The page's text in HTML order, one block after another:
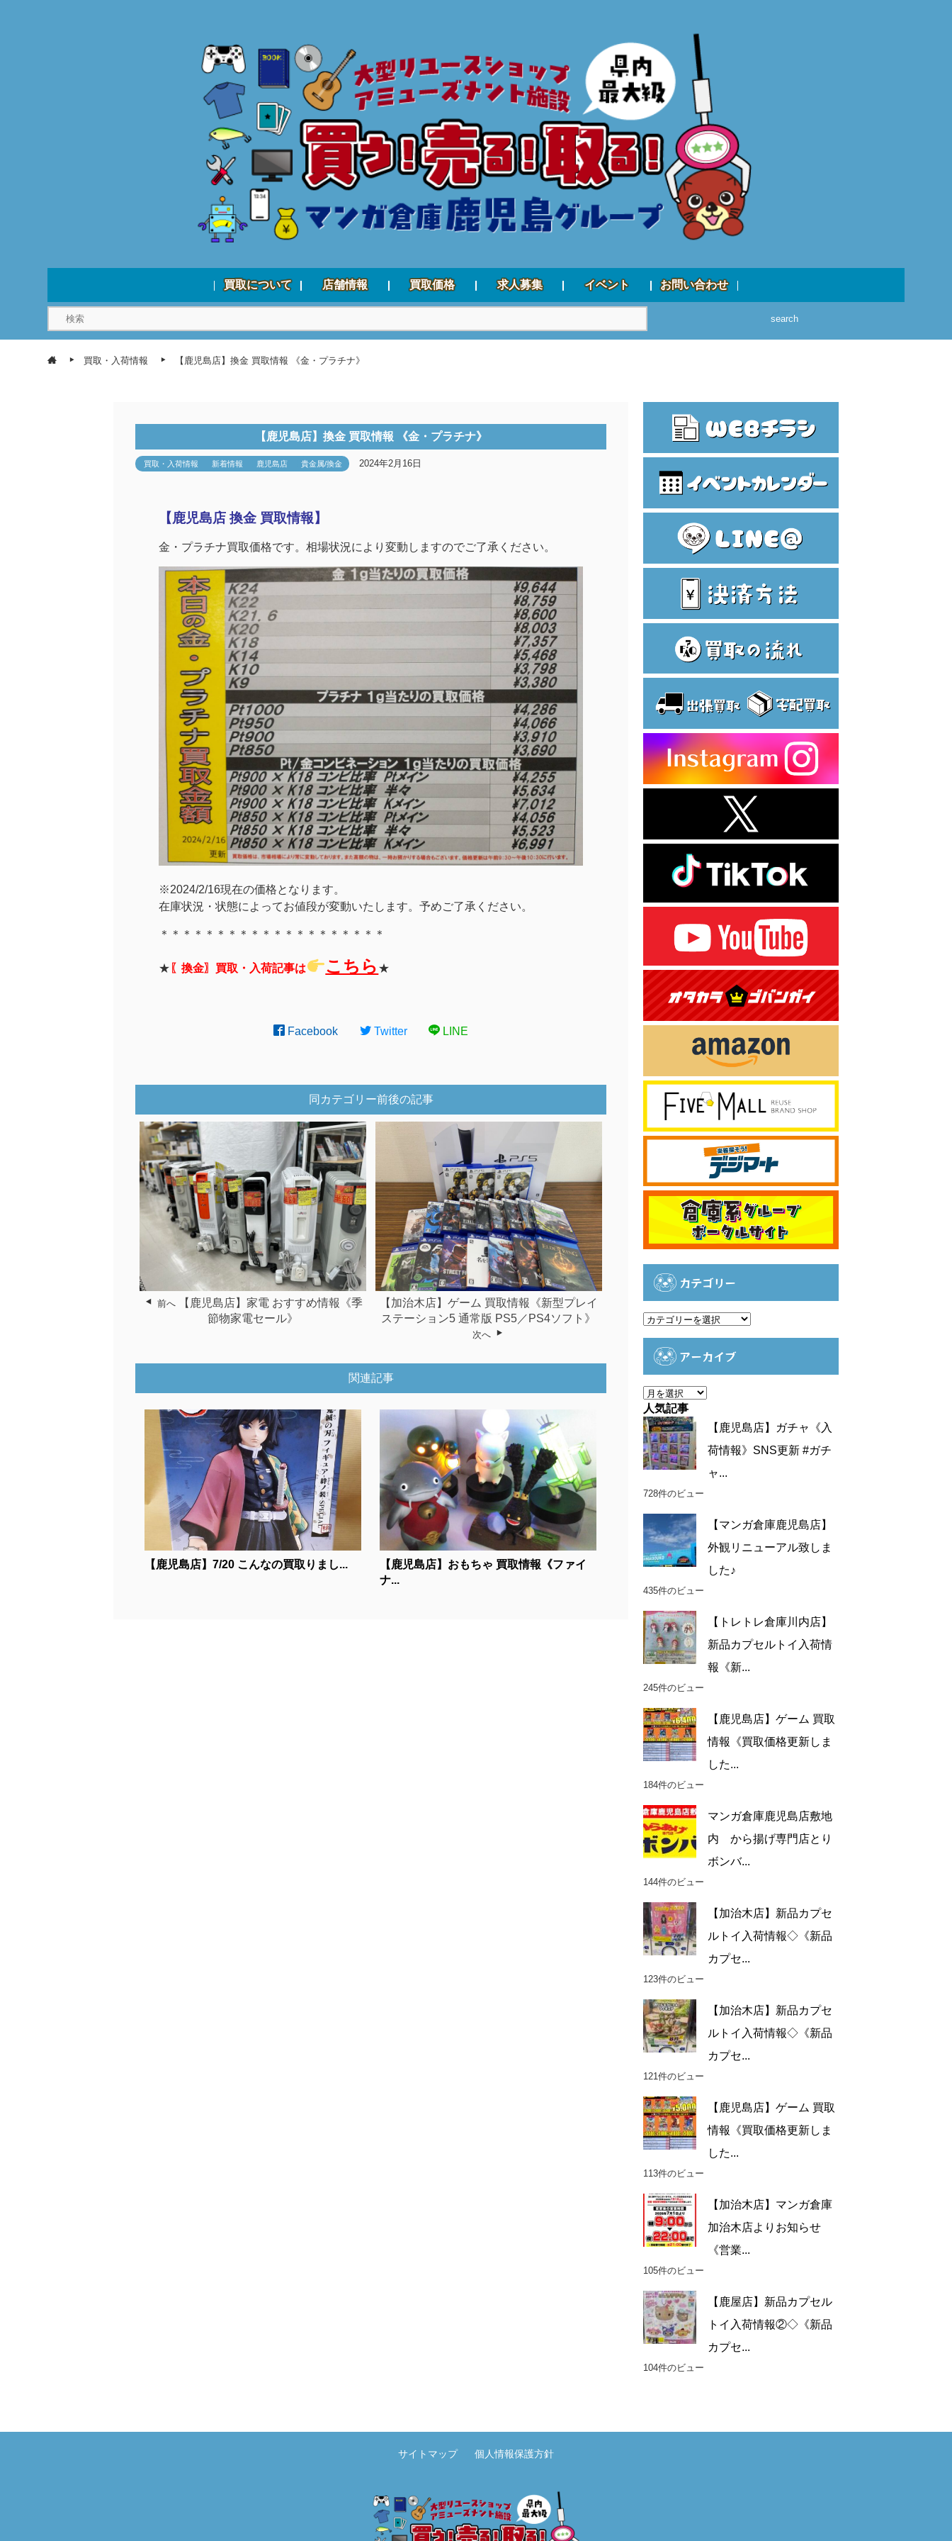
買取について 店舗情報 買取価格 求人募集 イベント お問い合わせ
search
買取・入荷情報 【鹿児島店】換金 買取情報 《金・プラチナ》
【鹿児島店】換金 買取情報 《金・プラチナ》
買取・入荷情報 新着情報 鹿児島店 貴金属/換金 2024年2月16日
【鹿児島店 換金 買取情報】
金・プラチナ買取価格です。相場状況により変動しますのでご了承ください。
※2024/2/16現在の価格となります。
在庫状況・状態によってお値段が変動いたします。予めご了承ください。
＊＊＊＊＊＊＊＊＊＊＊＊＊＊＊＊＊＊＊＊
★ 〖換金〗買取・入荷記事は こちら ★
Facebook Twitter LINE
同カテゴリー前後の記事
前へ
【鹿児島店】家電 おすすめ情報《季
節物家電セール》
【加治木店】ゲーム 買取情報《新型プレイ
ステーション5 通常版 PS5／PS4ソフト》
次へ
関連記事
【鹿児島店】7/20 こんなの買取りまし...
【鹿児島店】おもちゃ 買取情報《ファイ
ナ...
カテゴリー
カ
アーカイブ
ア
ー
カ
イ
ブ
人気記事
【鹿児島店】ガチャ《入
荷情報》SNS更新 #ガチ
ャ...
728件のビュー
【マンガ倉庫鹿児島店】
外観リニューアル致しま
した♪
435件のビュー
【トレトレ倉庫川内店】
新品カプセルトイ入荷情
報《新...
245件のビュー
【鹿児島店】ゲーム 買取
情報《買取価格更新しま
した...
184件のビュー
マンガ倉庫鹿児島店敷地
内 から揚げ専門店とり
ボンバ...
144件のビュー
【加治木店】新品カプセ
ルトイ入荷情報◇《新品
カプセ...
123件のビュー
【加治木店】新品カプセ
ルトイ入荷情報◇《新品
カプセ...
121件のビュー
【鹿児島店】ゲーム 買取
情報《買取価格更新しま
した...
113件のビュー
【加治木店】マンガ倉庫
加治木店よりお知らせ
《営業...
105件のビュー
【鹿屋店】新品カプセル
トイ入荷情報②◇《新品
カプセ...
104件のビュー
サイトマップ 個人情報保護方針